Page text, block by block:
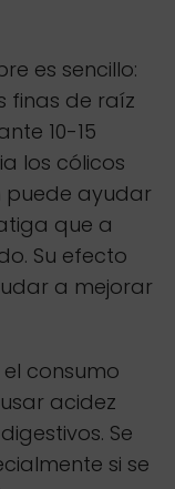
es sencillo:
finas de raíz
10-15
los cólicos
puede ayudar
que a
Su efecto
a mejorar
consumo
acidez
Se
si se